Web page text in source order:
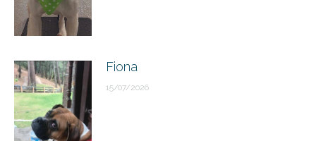
Fiona
15/07/2026